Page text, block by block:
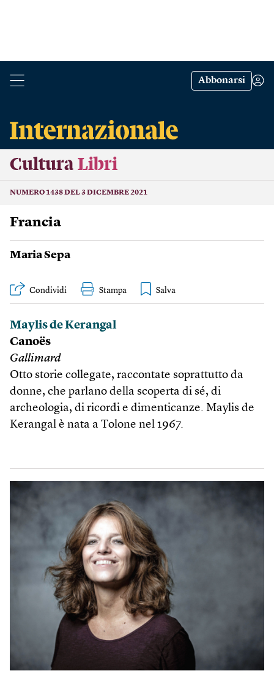
Abbonarsi
Cultura Libri
NUMERO 1438 DEL 3 DICEMBRE 2021
Francia
Maria Sepa
Condividi Stampa
Maylis de Kerangal
Canoës
Gallimard
Otto storie collegate, raccontate soprattutto da
donne, che parlano della scoperta di sé, di
archeologia, di ricordi e dimenticanze. Maylis de
Kerangal è nata a Tolone nel 1967.